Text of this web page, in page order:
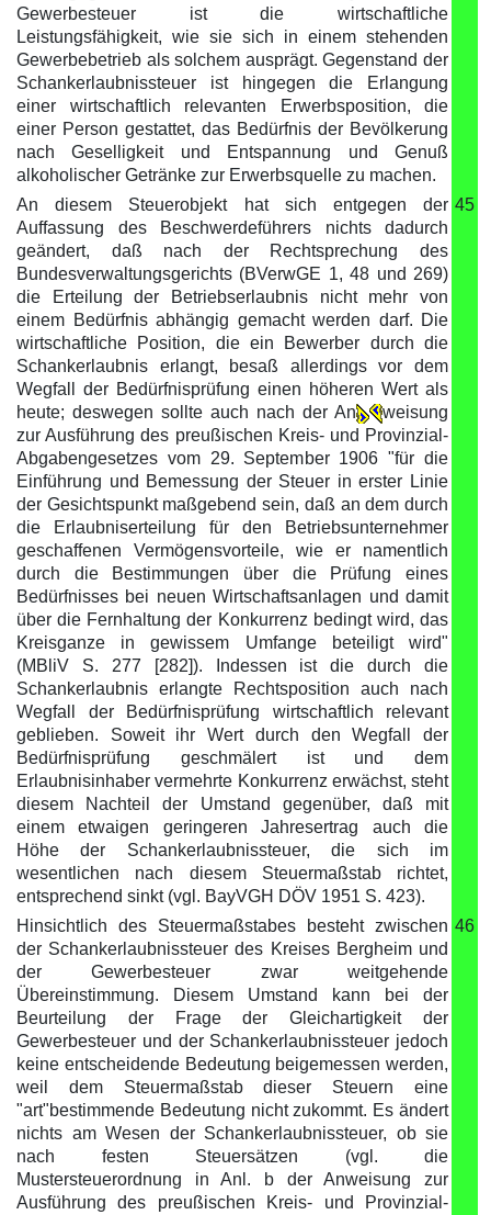
Gewerbesteuer ist die wirtschaftliche
Leistungsfähigkeit, wie sie sich in einem stehenden
Gewerbebetrieb als solchem ausprägt. Gegenstand der
Schankerlaubnissteuer ist hingegen die Erlangung
einer wirtschaftlich relevanten Erwerbsposition, die
einer Person gestattet, das Bedürfnis der Bevölkerung
nach Geselligkeit und Entspannung und Genuß
alkoholischer Getränke zur Erwerbsquelle zu machen.
An diesem Steuerobjekt hat sich entgegen der
Auffassung des Beschwerdeführers nichts dadurch
geändert, daß nach der Rechtsprechung des
Bundesverwaltungsgerichts (BVerwGE 1, 48 und 269)
die Erteilung der Betriebserlaubnis nicht mehr von
einem Bedürfnis abhängig gemacht werden darf. Die
wirtschaftliche Position, die ein Bewerber durch die
Schankerlaubnis erlangt, besaß allerdings vor dem
Wegfall der Bedürfnisprüfung einen höheren Wert als
heute; deswegen sollte auch nach der An
weisung
zur Ausführung des preußischen Kreis- und Provinzial-
Abgabengesetzes vom 29. September 1906 "für die
Einführung und Bemessung der Steuer in erster Linie
der Gesichtspunkt maßgebend sein, daß an dem durch
die Erlaubniserteilung für den Betriebsunternehmer
geschaffenen Vermögensvorteile, wie er namentlich
durch die Bestimmungen über die Prüfung eines
Bedürfnisses bei neuen Wirtschaftsanlagen und damit
über die Fernhaltung der Konkurrenz bedingt wird, das
Kreisganze in gewissem Umfange beteiligt wird"
(MBliV S. 277 [282]). Indessen ist die durch die
Schankerlaubnis erlangte Rechtsposition auch nach
Wegfall der Bedürfnisprüfung wirtschaftlich relevant
geblieben. Soweit ihr Wert durch den Wegfall der
Bedürfnisprüfung geschmälert ist und dem
Erlaubnisinhaber vermehrte Konkurrenz erwächst, steht
diesem Nachteil der Umstand gegenüber, daß mit
einem etwaigen geringeren Jahresertrag auch die
Höhe der Schankerlaubnissteuer, die sich im
wesentlichen nach diesem Steuermaßstab richtet,
entsprechend sinkt (vgl. BayVGH DÖV 1951 S. 423).
45
Hinsichtlich des Steuermaßstabes besteht zwischen
der Schankerlaubnissteuer des Kreises Bergheim und
der Gewerbesteuer zwar weitgehende
Übereinstimmung. Diesem Umstand kann bei der
Beurteilung der Frage der Gleichartigkeit der
Gewerbesteuer und der Schankerlaubnissteuer jedoch
keine entscheidende Bedeutung beigemessen werden,
weil dem Steuermaßstab dieser Steuern eine
"art"bestimmende Bedeutung nicht zukommt. Es ändert
nichts am Wesen der Schankerlaubnissteuer, ob sie
nach festen Steuersätzen (vgl. die
Mustersteuerordnung in Anl. b der Anweisung zur
Ausführung des preußischen Kreis- und Provinzial-
46